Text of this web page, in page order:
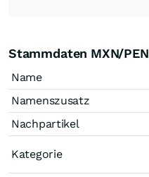
Stammdaten MXN/PEN
Name
Namenszusatz
Nachpartikel
Kategorie